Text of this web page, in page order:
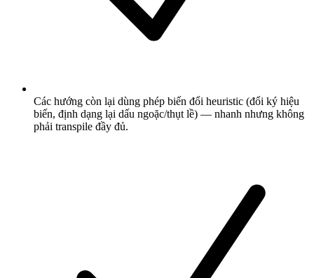
Các hướng còn lại dùng phép biến đổi heuristic (đổi ký hiệu
biến, định dạng lại dấu ngoặc/thụt lề) — nhanh nhưng không
phải transpile đầy đủ.